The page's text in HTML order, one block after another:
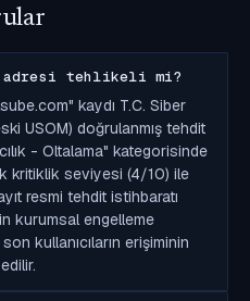
adresi tehlikeli mi?
kaydı T.C. Siber
USOM) doğrulanmış tehdit
- Oltalama" kategorisinde
kritiklik seviyesi (4/10) ile
resmi tehdit istihbaratı
kurumsal engelleme
kullanıcıların erişiminin